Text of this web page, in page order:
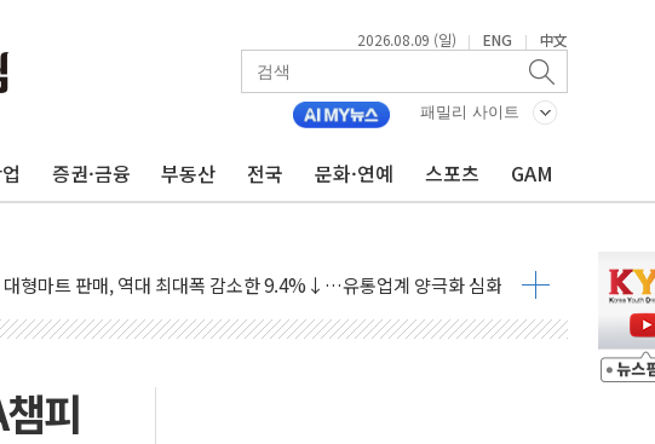
2026.08.09 (일) | ENG | 中文
패밀리 사이트
증권·금융 부동산 전국 문화·연예 스포츠 GAM
SKT 장기고객 400명 맞이…"마음 잇는 시간 되길"
영에 9440억 지급 확정되나…재상고 앞두고 막판 셈법
절 현수막 '태극기 거꾸로' 논란…이틀만에 철거
역 전면 손질… 예술·체육요원 최대 33% 감축
민 의원, '정부 특사'로 콜롬비아 대통령 취임식 참석
주의보' 울진 시간당 30mm 강한 비...호우 피해 없어
, '국제과학연극제 2026'서 어린이 과학연극 2편 수상
드 '텍사스로드하우스' 잠실점, 직장인 핫플레이스로 부상
피